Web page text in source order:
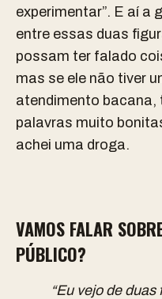
experimentar”. E aí a
entre essas duas
possam ter falado
mas se ele não tiver
atendimento bacana,
palavras muito
achei uma droga.
VAMOS FALAR
PÚBLICO?
“Eu vejo de